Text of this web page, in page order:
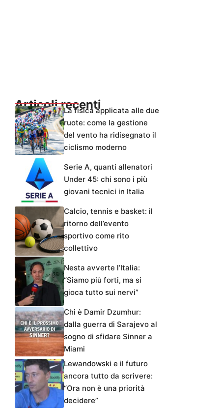
Articoli recentiLa fisica applicata alle due
ruote: come la gestione
del vento ha ridisegnato il
ciclismo moderno
Serie A, quanti allenatori
Under 45: chi sono i più
giovani tecnici in Italia
Calcio, tennis e basket: il
ritorno dell’evento
sportivo come rito
collettivo
Nesta avverte l’Italia:
“Siamo più forti, ma si
gioca tutto sui nervi”
Chi è Damir Dzumhur:
dalla guerra di Sarajevo al
sogno di sfidare Sinner a
Miami
Lewandowski e il futuro
ancora tutto da scrivere:
“Ora non è una priorità
decidere”